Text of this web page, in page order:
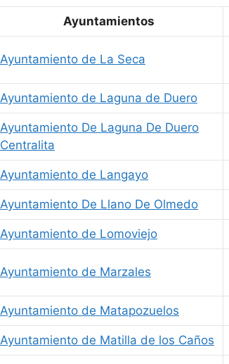
Ayuntamientos
Ayuntamiento de La Seca
Ayuntamiento de Laguna de Duero
Ayuntamiento De Laguna De Duero
Centralita
Ayuntamiento de Langayo
Ayuntamiento De Llano De Olmedo
Ayuntamiento de Lomoviejo
Ayuntamiento de Marzales
Ayuntamiento de Matapozuelos
Ayuntamiento de Matilla de los Caños